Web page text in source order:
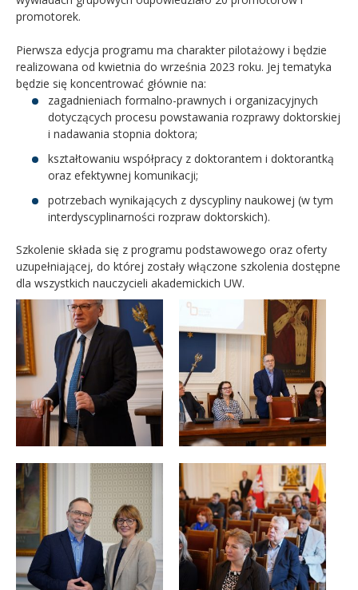
promotorek.
Pierwsza edycja programu ma charakter pilotażowy i będzie
realizowana od kwietnia do września 2023 roku. Jej tematyka
będzie się koncentrować głównie na:
zagadnieniach formalno-prawnych i organizacyjnych
dotyczących procesu powstawania rozprawy doktorskiej
i nadawania stopnia doktora;
kształtowaniu współpracy z doktorantem i doktorantką
oraz efektywnej komunikacji;
potrzebach wynikających z dyscypliny naukowej (w tym
interdyscyplinarności rozpraw doktorskich).
Szkolenie składa się z programu podstawowego oraz oferty
uzupełniającej, do której zostały włączone szkolenia dostępne
dla wszystkich nauczycieli akademickich UW.